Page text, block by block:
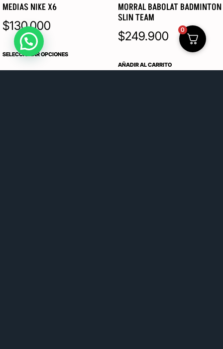
MEDIAS NIKE X6
$130.000
SELECCIONAR OPCIONES
MORRAL BABOLAT BADMINTON
SLIN TEAM
$249.900
AÑADIR AL CARRITO
0